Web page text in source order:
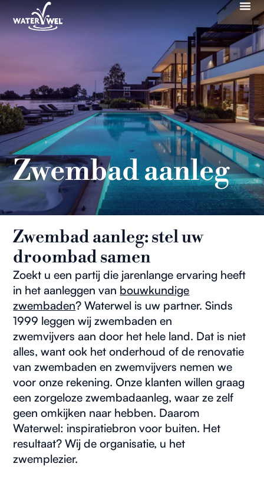
Zwembad aanleg
Zwembad aanleg: stel uw
droombad samen
Zoekt u een partij die jarenlange ervaring heeft
in het aanleggen van bouwkundige
zwembaden? Waterwel is uw partner. Sinds
1999 leggen wij zwembaden en
zwemvijvers aan door het hele land. Dat is niet
alles, want ook het onderhoud of de renovatie
van zwembaden en zwemvijvers nemen we
voor onze rekening. Onze klanten willen graag
een zorgeloze zwembadaanleg, waar ze zelf
geen omkijken naar hebben. Daarom
Waterwel: inspiratiebron voor buiten. Het
resultaat? Wij de organisatie, u het
zwemplezier.